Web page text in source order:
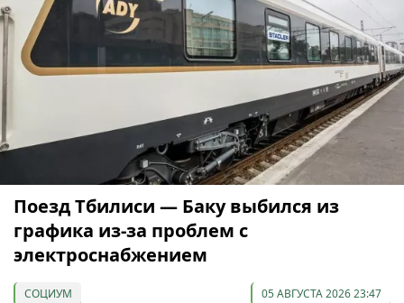
Поезд Тбилиси — Баку выбился из
графика из-за проблем с
электроснабжением
СОЦИУМ 05 АВГУСТА 2026 23:47